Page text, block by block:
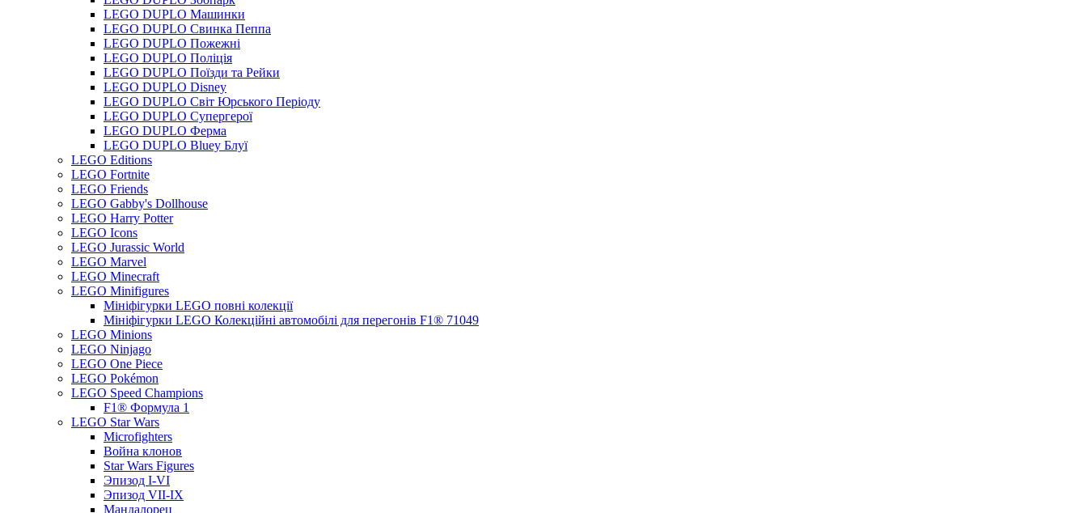
LEGO DUPLO Машинки
LEGO DUPLO Свинка Пеппа
LEGO DUPLO Пожежні
LEGO DUPLO Поліція
LEGO DUPLO Поїзди та Рейки
LEGO DUPLO Disney
LEGO DUPLO Світ Юрського Періоду
LEGO DUPLO Супергерої
LEGO DUPLO Ферма
LEGO DUPLO Bluey Блуї
LEGO Editions
LEGO Fortnite
LEGO Friends
LEGO Gabby's Dollhouse
LEGO Harry Potter
LEGO Icons
LEGO Jurassic World
LEGO Marvel
LEGO Minecraft
LEGO Minifigures
Мініфігурки LEGO повні колекції
Мініфігурки LEGO Колекційні автомобілі для перегонів F1® 71049
LEGO Minions
LEGO Ninjago
LEGO One Piece
LEGO Pokémon
LEGO Speed Champions
F1® Формула 1
LEGO Star Wars
Microfighters
Война клонов
Star Wars Figures
Эпизод I-VI
Эпизод VII-IX
Мандалорец